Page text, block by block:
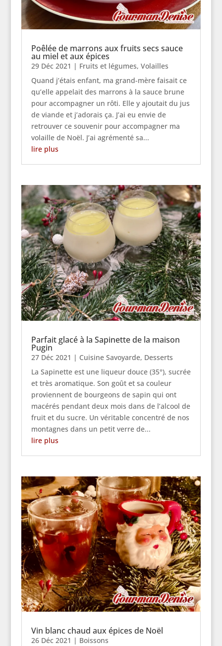
Poêlée de marrons aux fruits secs sauce
au miel et aux épices
29 Déc 2021 | Fruits et légumes, Volailles
Quand j’étais enfant, ma grand-mère faisait ce
qu’elle appelait des marrons à la sauce brune
pour accompagner un rôti. Elle y ajoutait du jus
de viande et j’adorais ça. J’ai eu envie de
retrouver ce souvenir pour accompagner ma
volaille de Noël. J’ai agrémenté sa...
lire plus
Parfait glacé à la Sapinette de la maison
Pugin
27 Déc 2021 | Cuisine Savoyarde, Desserts
La Sapinette est une liqueur douce (35°), sucrée
et très aromatique. Son goût et sa couleur
proviennent de bourgeons de sapin qui ont
macérés pendant deux mois dans de l’alcool de
fruit et du sucre. Un véritable concentré de nos
montagnes dans un petit verre de...
lire plus
Vin blanc chaud aux épices de Noël
26 Déc 2021 | Boissons